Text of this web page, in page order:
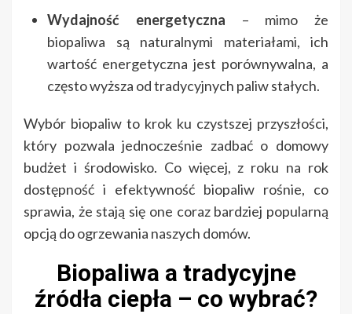
Wydajność energetyczna – mimo że
biopaliwa są naturalnymi materiałami, ich
wartość energetyczna jest porównywalna, a
często wyższa od tradycyjnych paliw stałych.
Wybór biopaliw to krok ku czystszej przyszłości,
który pozwala jednocześnie zadbać o domowy
budżet i środowisko. Co więcej, z roku na rok
dostępność i efektywność biopaliw rośnie, co
sprawia, że stają się one coraz bardziej popularną
opcją do ogrzewania naszych domów.
Biopaliwa a tradycyjne
źródła ciepła – co wybrać?